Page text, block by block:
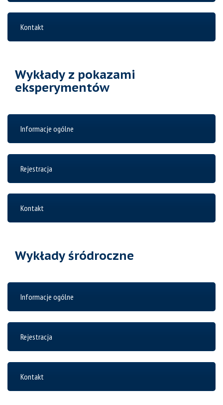
Kontakt
Wykłady z pokazami
eksperymentów
Informacje ogólne
Rejestracja
Kontakt
Wykłady śródroczne
Informacje ogólne
Rejestracja
Kontakt